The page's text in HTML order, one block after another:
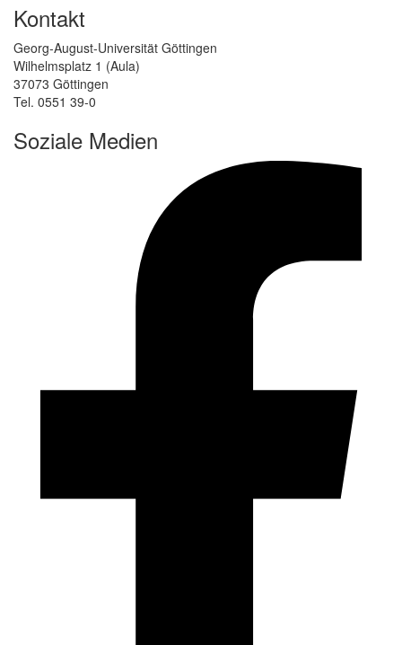
Kontakt
Georg-August-Universität Göttingen
Wilhelmsplatz 1 (Aula)
37073 Göttingen
Tel. 0551 39-0
Soziale Medien